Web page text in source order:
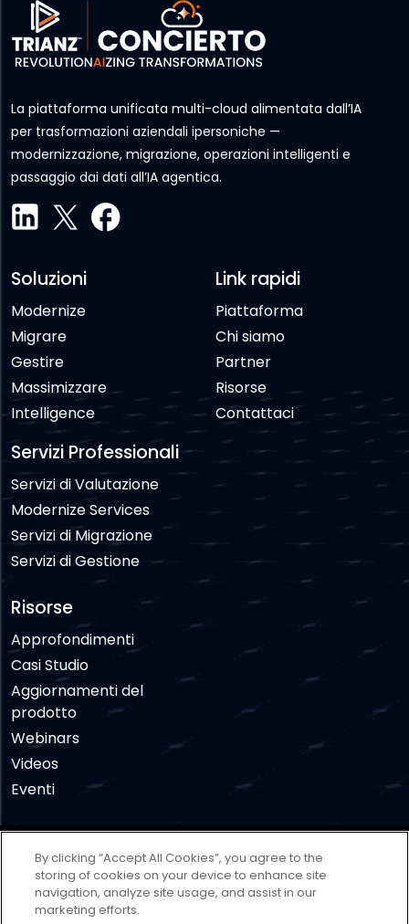
La piattaforma unificata multi-cloud alimentata dall’IA
per trasformazioni aziendali ipersoniche —
modernizzazione, migrazione, operazioni intelligenti e
passaggio dai dati all’IA agentica.
Soluzioni
Modernize
Migrare
Gestire
Massimizzare
Intelligence
Servizi Professionali
Servizi di Valutazione
Modernize Services
Servizi di Migrazione
Servizi di Gestione
Link rapidi
Piattaforma
Chi siamo
Partner
Risorse
Contattaci
Risorse
Approfondimenti
Casi Studio
Aggiornamenti del
prodotto
Webinars
Videos
Eventi
Informativa sulla privacy
Politica dei cookie
Cookies Settings
By clicking “Accept All Cookies”, you agree to the
storing of cookies on your device to enhance site
navigation, analyze site usage, and assist in our
marketing efforts.